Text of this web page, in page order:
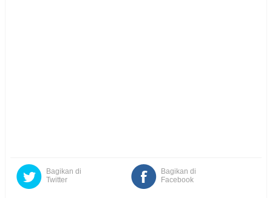
Bagikan di
Facebook
Bagikan di
Twitter